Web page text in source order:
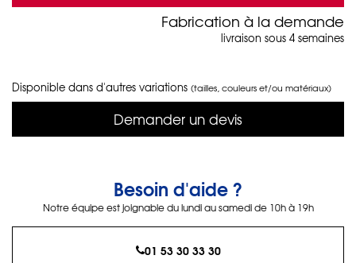
Fabrication à la demande
livraison sous 4 semaines
Disponible dans d'autres variations (tailles, couleurs et/ou matériaux)
Demander un devis
Besoin d'aide ?
Notre équipe est joignable du lundi au samedi de 10h à 19h
01 53 30 33 30